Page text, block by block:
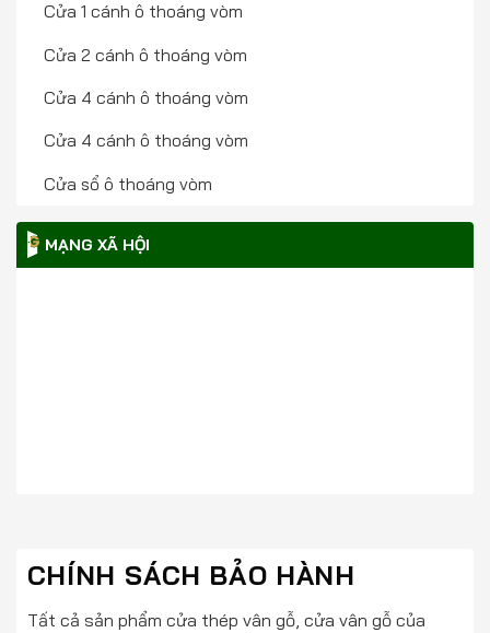
CHÍNH SÁCH BẢO HÀNH
Tất cả sản phẩm cửa thép vân gỗ, cửa vân gỗ của
Cửa 1 cánh ô thoáng vòm
Cửa 2 cánh ô thoáng vòm
Cửa 4 cánh ô thoáng vòm
Cửa 4 cánh ô thoáng vòm
Cửa sổ ô thoáng vòm
MẠNG XÃ HỘI